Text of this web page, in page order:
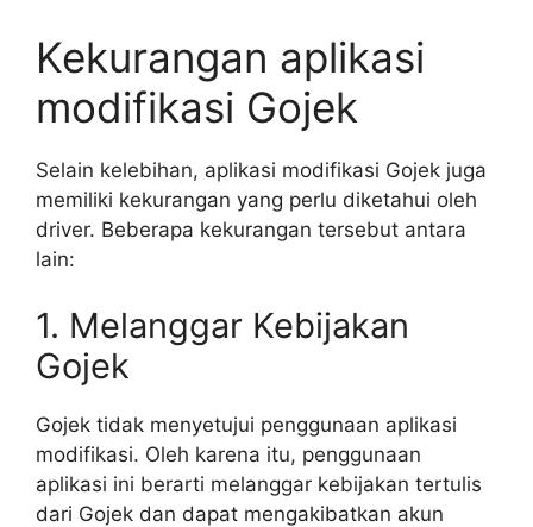
Kekurangan aplikasi
modifikasi Gojek
Selain kelebihan, aplikasi modifikasi Gojek juga
memiliki kekurangan yang perlu diketahui oleh
driver. Beberapa kekurangan tersebut antara
lain:
1. Melanggar Kebijakan
Gojek
Gojek tidak menyetujui penggunaan aplikasi
modifikasi. Oleh karena itu, penggunaan
aplikasi ini berarti melanggar kebijakan tertulis
dari Gojek dan dapat mengakibatkan akun